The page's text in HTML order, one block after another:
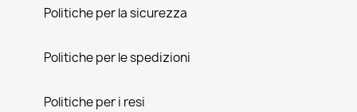
Politiche per la sicurezza
Politiche per le spedizioni
Politiche per i resi